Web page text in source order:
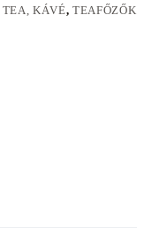
TEA, KÁVÉ,TEAFŐZŐK